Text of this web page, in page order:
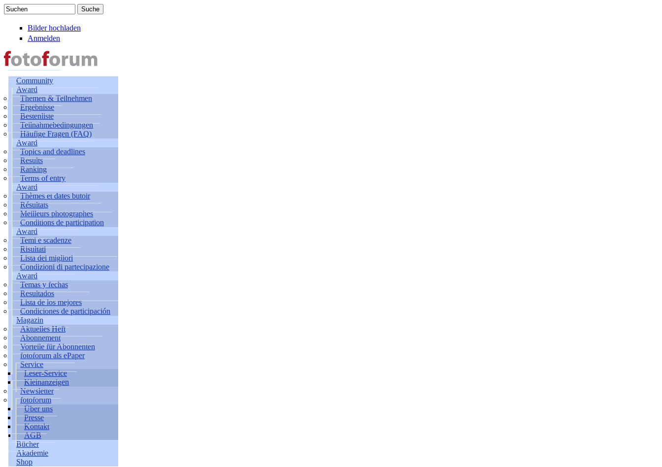
Direkt zum Inhalt
Suchen
Bilder hochladen
Anmelden
Community
Award
Themen & Teilnehmen
Ergebnisse
Bestenliste
Teilnahmebedingungen
Häufige Fragen (FAQ)
Award
Topics and deadlines
Results
Ranking
Terms of entry
Award
Thèmes et dates butoir
Résultats
Meilleurs photographes
Conditions de participation
Award
Temi e scadenze
Risultati
Lista dei migliori
Condizioni di partecipazione
Award
Temas y fechas
Resultados
Lista de los mejores
Condiciones de participación
Magazin
Aktuelles Heft
Abonnement
Vorteile für Abonnenten
fotoforum als ePaper
Service
Leser-Service
Kleinanzeigen
Newsletter
fotoforum
Über uns
Presse
Kontakt
AGB
Bücher
Akademie
Shop